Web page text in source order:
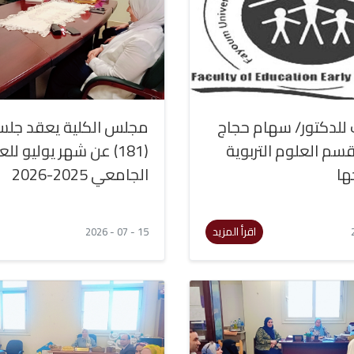
للدكتور/ سهام حجاج
العلوم التربوية
اقرأ المزيد
مجلس الكلية يعقد
(181) عن شهر يوليو
الجامعي 2025-2026
15 - 07 - 2026